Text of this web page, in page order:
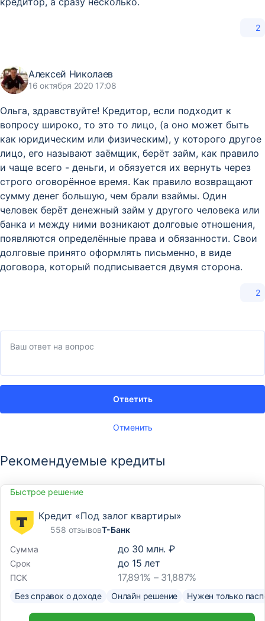
2
Алексей Николаев
16 октября 2020 17:08
Ольга, здравствуйте! Кредитор, если подходит к
вопросу широко, то это то лицо, (а оно может быть
как юридическим или физическим), у которого другое
лицо, его называют заёмщик, берёт займ, как правило
и чаще всего - деньги, и обязуется их вернуть через
строго оговорённое время. Как правило возвращают
сумму денег большую, чем брали взаймы. Один
человек берёт денежный займ у другого человека или
банка и между ними возникают долговые отношения,
появляются определённые права и обязанности. Свои
долговые принято оформлять письменно, в виде
договора, который подписывается двумя сторона.
2
Отменить
Ответить
Рекомендуемые кредиты
Быстрое решение
Кредит «Под залог квартиры»
558 отзывовТ-Банк
Сумма
до 30 млн. ₽
Срок до 15 лет
ПСК 17,891% – 31,887%
Без справок о доходе Онлайн решение Нужен только